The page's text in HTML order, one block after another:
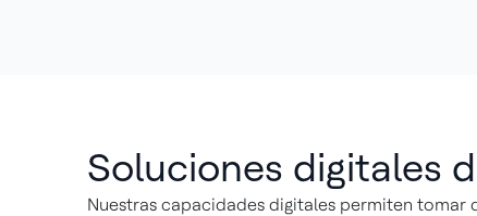
Soluciones digitales
Nuestras capacidades digitales permiten